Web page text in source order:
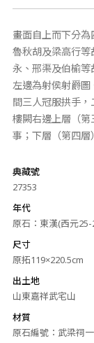
畫面自上而下分為
魯秋胡及梁高行
永、邢渠及伯榆
左邊為射侯射爵
間三人冠服拱手
樓闕右邊上層（
事；下層（第四層
典藏號
27353
年代
原石：東漢(西元25-
尺寸
原拓119×220.5cm
出土地
山東嘉祥武宅山
材質
原石編號：武梁祠一